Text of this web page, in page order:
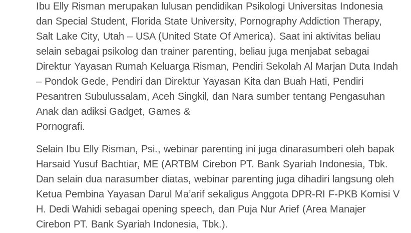
Ibu Elly Risman merupakan lulusan pendidikan Psikologi Universitas Indonesia
dan Special Student, Florida State University, Pornography Addiction Therapy,
Salt Lake City, Utah – USA (United State Of America). Saat ini aktivitas beliau
selain sebagai psikolog dan trainer parenting, beliau juga menjabat sebagai
Direktur Yayasan Rumah Keluarga Risman, Pendiri Sekolah Al Marjan Duta Indah
– Pondok Gede, Pendiri dan Direktur Yayasan Kita dan Buah Hati, Pendiri
Pesantren Subulussalam, Aceh Singkil, dan Nara sumber tentang Pengasuhan
Anak dan adiksi Gadget, Games &
Pornografi.
Selain Ibu Elly Risman, Psi., webinar parenting ini juga dinarasumberi oleh bapak
Harsaid Yusuf Bachtiar, ME (ARTBM Cirebon PT. Bank Syariah Indonesia, Tbk.
Dan selain dua narasumber diatas, webinar parenting juga dihadiri langsung oleh
Ketua Pembina Yayasan Darul Ma’arif sekaligus Anggota DPR-RI F-PKB Komisi V
H. Dedi Wahidi sebagai opening speech, dan Puja Nur Arief (Area Manajer
Cirebon PT. Bank Syariah Indonesia, Tbk.).